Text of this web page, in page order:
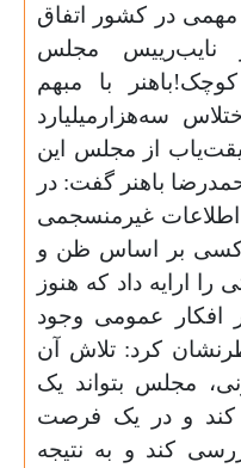
در کشور اتفاق
نایب‌رییس مجلس
با مبهم
سه‌هزارمیلیارد
از مجلس این
باهنر گفت: ‌در
غیرمنسجمی
کسی بر اساس ظن و
ارایه داد که هنوز
افکار عمومی وجود
کرد: تلاش آن
مجلس بتواند یک
کند و در یک فرصت
کند و به نتیجه